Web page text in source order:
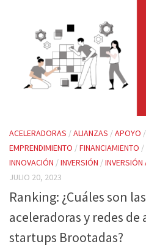
ACELERADORAS /ALIANZAS /APOYO /
EMPRENDIMIENTO /FINANCIAMIENTO /
INNOVACIÓN /INVERSIÓN /INVERSIÓN
JULIO 20, 2023
Ranking: ¿Cuáles son
aceleradoras y redes de
startups Brootadas?